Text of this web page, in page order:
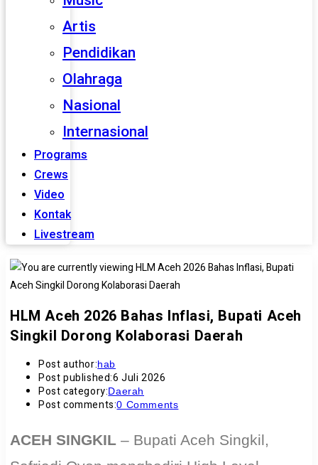
Artis
Pendidikan
Olahraga
Nasional
Internasional
Programs
Crews
Video
Kontak
Livestream
HLM Aceh 2026 Bahas Inflasi, Bupati Aceh
Singkil Dorong Kolaborasi Daerah
Post author:hab
Post published:6 Juli 2026
Post category:Daerah
Post comments:0 Comments
ACEH SINGKIL – Bupati Aceh Singkil,